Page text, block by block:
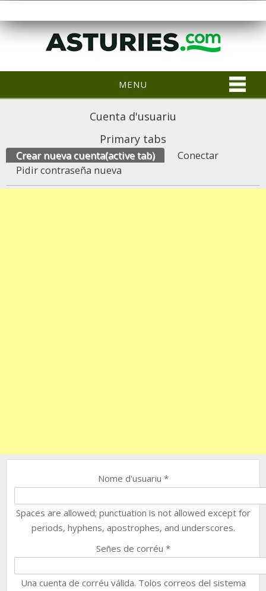
MENU
Cuenta d'usuariu
Primary tabs
Crear nueva cuenta(active tab)
Conectar
Pidir contraseña nueva
Nome d'usuariu *
Spaces are allowed; punctuation is not allowed except for
periods, hyphens, apostrophes, and underscores.
Señes de corréu *
Una cuenta de corréu válida. Tolos correos del sistema